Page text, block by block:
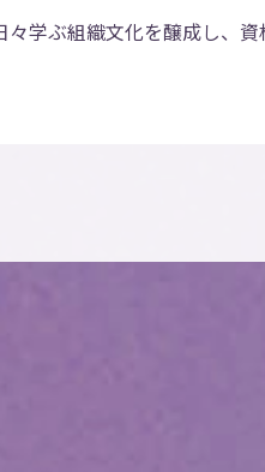
学ぶ組織文化を醸成し、資